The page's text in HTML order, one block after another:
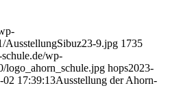
AusstellungSibuz23-9.jpg 1735
wp-
logo_ahorn_schule.jpg hops2023-
02 17:39:13Ausstellung der Ahorn-